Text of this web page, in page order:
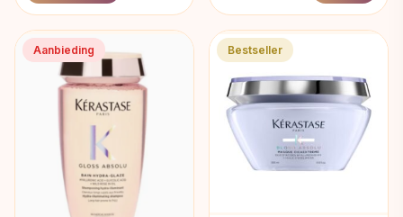
was:
€78,89.
is:
€67,98.
Aanbieding Bestseller